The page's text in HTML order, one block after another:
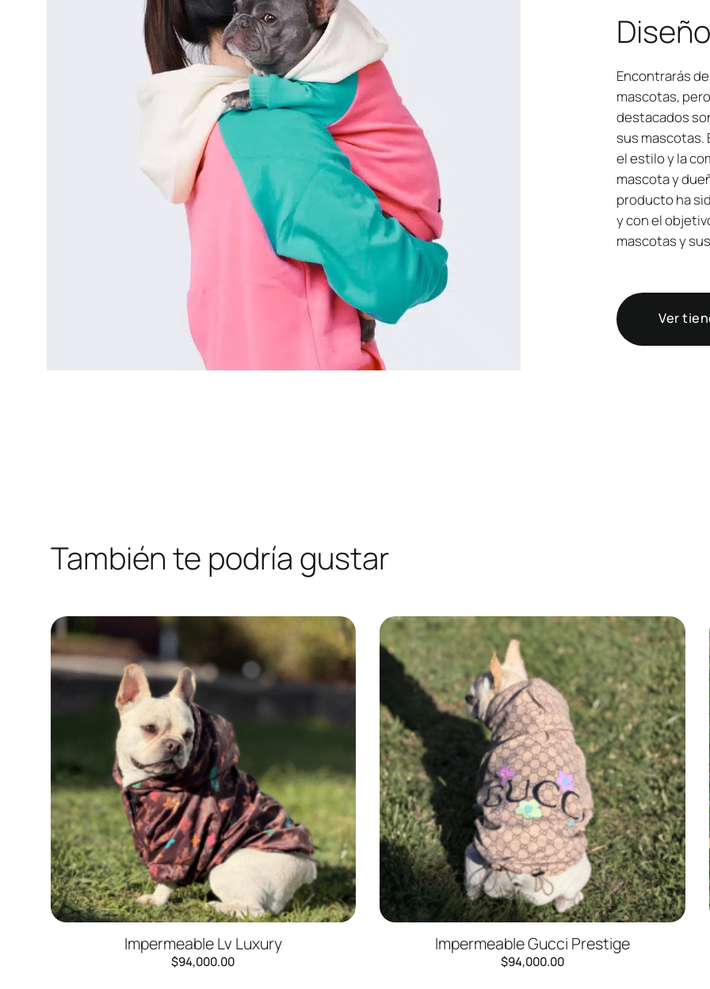
Encontrarás
mascotas,
destacados
sus
el estilo y la
mascota y
producto ha
y con el
mascotas y
Ver
También te podría gustar
Impermeable Lv Luxury
$94,000.00
Impermeable Gucci Prestige
$94,000.00